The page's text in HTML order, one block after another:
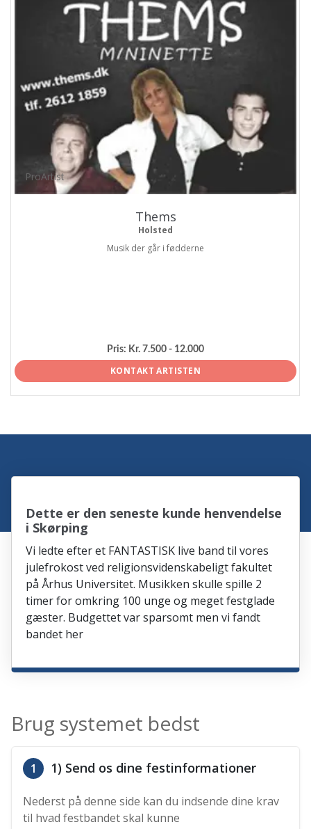
ProArtist
Thems
Holsted
Musik der går i fødderne
Pris: Kr. 7.500 - 12.000
KONTAKT ARTISTEN
Dette er den seneste kunde henvendelse
i Skørping
Vi ledte efter et FANTASTISK live band til vores
julefrokost ved religionsvidenskabeligt fakultet
på Århus Universitet. Musikken skulle spille 2
timer for omkring 100 unge og meget festglade
gæster. Budgettet var sparsomt men vi fandt
bandet her
Brug systemet bedst
1 1) Send os dine festinformationer
Nederst på denne side kan du indsende dine krav
til hvad festbandet skal kunne